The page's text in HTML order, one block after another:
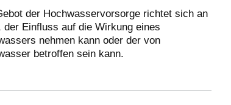
der Hochwasservorsorge richtet sich an
der Einfluss auf die Wirkung eines
nehmen kann oder der von
betroffen sein kann.